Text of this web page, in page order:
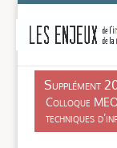
Supplément
Colloque
techniques